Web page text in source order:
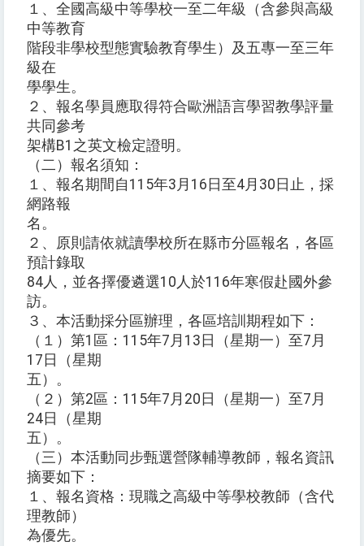
１、全國高級中等學校一至二年級（含參與高級
中等教育
階段非學校型態實驗教育學生）及五專一至三年
級在
學學生。
２、報名學員應取得符合歐洲語言學習教學評量
共同參考
架構B1之英文檢定證明。
（二）報名須知：
１、報名期間自115年3月16日至4月30日止，採
網路報
名。
２、原則請依就讀學校所在縣市分區報名，各區
預計錄取
84人，並各擇優遴選10人於116年寒假赴國外參
訪。
３、本活動採分區辦理，各區培訓期程如下：
（１）第1區：115年7月13日（星期一）至7月
17日（星期
五）。
（２）第2區：115年7月20日（星期一）至7月
24日（星期
五）。
（三）本活動同步甄選營隊輔導教師，報名資訊
摘要如下：
１、報名資格：現職之高級中等學校教師（含代
理教師）
為優先。